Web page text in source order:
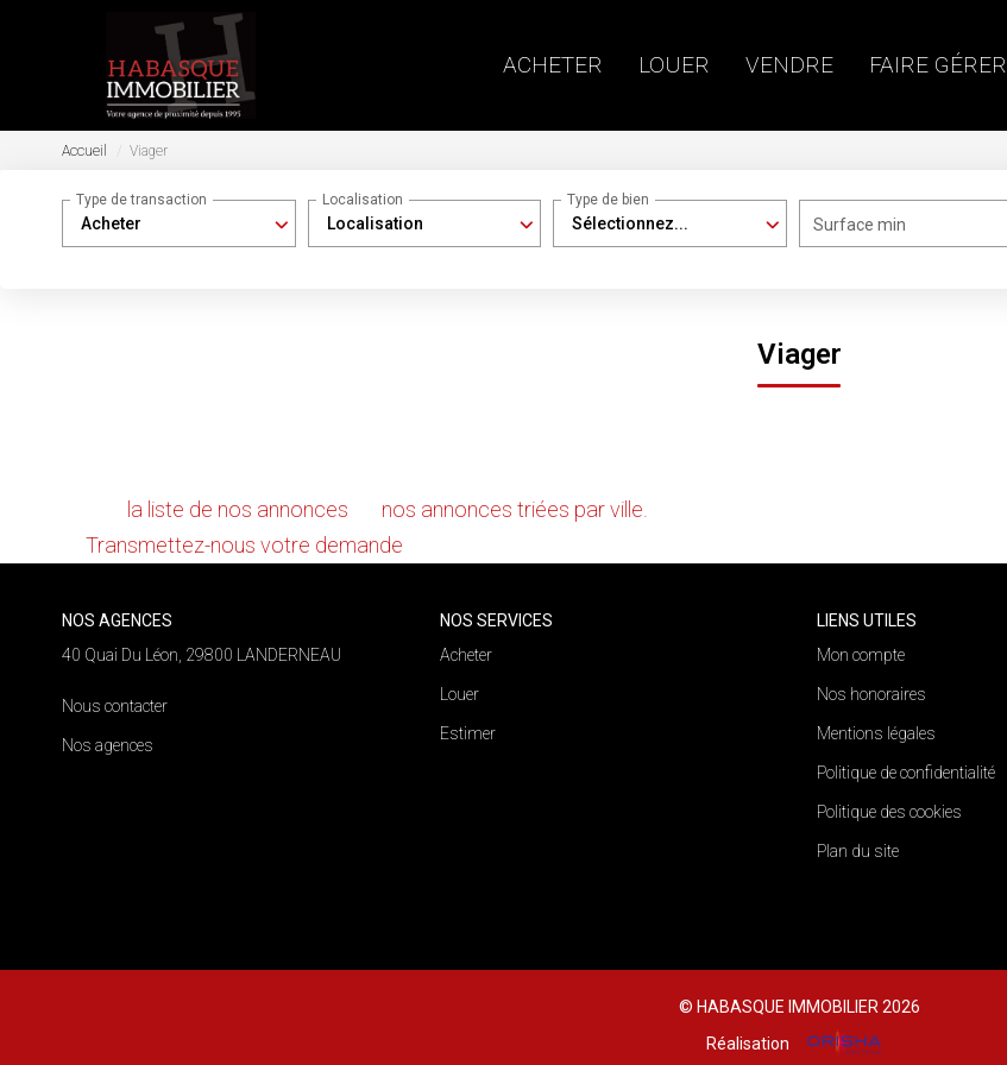
ACHETER LOUER VENDRE FAIRE GÉRER
Accueil Viager
Acheter
Type de transaction
Localisation
Localisation
Sélectionnez...
Type de bien
Surface min
Viager
la liste de nos annonces
nos annonces triées par ville.
Transmettez-nous votre demande
NOS AGENCES
40 Quai Du Léon, 29800 LANDERNEAU
Nous contacter
Nos agences
NOS SERVICES
Acheter
Louer
Estimer
LIENS UTILES
Mon compte
Nos honoraires
Mentions légales
Politique de confidentialité
Politique des cookies
Plan du site
© HABASQUE IMMOBILIER 2026
Réalisation